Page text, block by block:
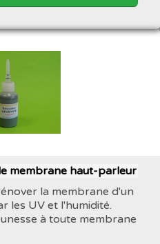
membrane haut-parleur
la membrane d'un
les UV et l'humidité.
à toute membrane